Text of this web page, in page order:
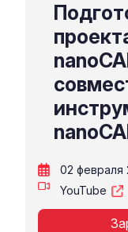
02 февраля
YouTube